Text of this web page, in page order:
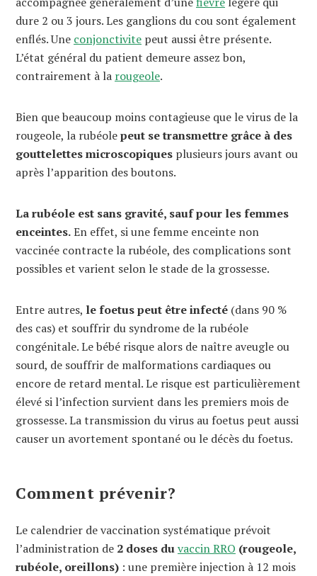
dure 2 ou 3 jours. Les ganglions du cou sont également
enflés. Une conjonctivite peut aussi être présente.
L’état général du patient demeure assez bon,
contrairement à la rougeole.
Bien que beaucoup moins contagieuse que le virus de la
rougeole, la rubéolepeut se transmettre grâce à des
gouttelettes microscopiques plusieurs jours avant ou
après l’apparition des boutons.
La rubéole est sans gravité, sauf pour les femmes
enceintes.En effet, si une femme enceinte non
vaccinée contracte la rubéole, des complications sont
possibles et varient selon le stade de la grossesse.
Entre autres, le foetus peut être infecté (dans 90 %
des cas) et souffrir du syndrome de la rubéole
congénitale. Le bébé risque alors de naître aveugle ou
sourd, de souffrir de malformations cardiaques ou
encore de retard mental. Le risque est particulièrement
élevé si l’infection survient dans les premiers mois de
grossesse. La transmission du virus au foetus peut aussi
causer un avortement spontané ou le décès du foetus.
Comment prévenir?
Le calendrier de vaccination systématique prévoit
l’administration de 2 doses duvaccin RRO (rougeole,
rubéole, oreillons) : une première injection à 12 mois